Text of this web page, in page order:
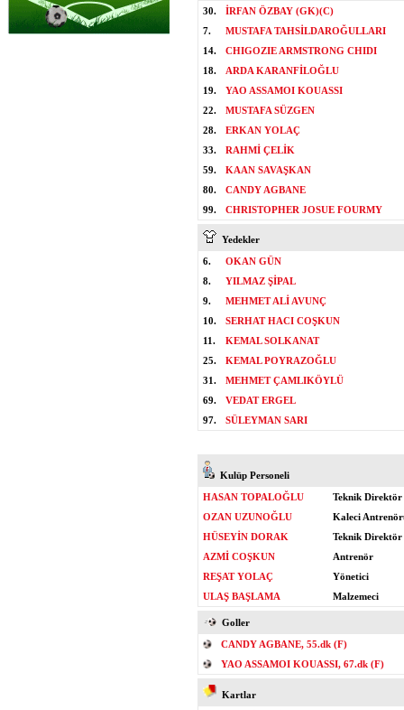
30.
İRFAN ÖZBAY (GK)(C)
7.
MUSTAFA TAHSİLDAROĞULLARI
14.
CHIGOZIE ARMSTRONG CHIDI
18.
ARDA KARANFİLOĞLU
19.
YAO ASSAMOI KOUASSI
22.
MUSTAFA SÜZGEN
28.
ERKAN YOLAÇ
33.
RAHMİ ÇELİK
59.
KAAN SAVAŞKAN
80.
CANDY AGBANE
99.
CHRISTOPHER JOSUE FOURMY
Yedekler
6.
OKAN GÜN
8.
YILMAZ ŞİPAL
9.
MEHMET ALİ AVUNÇ
10.
SERHAT HACI COŞKUN
11.
KEMAL SOLKANAT
25.
KEMAL POYRAZOĞLU
31.
MEHMET ÇAMLIKÖYLÜ
69.
VEDAT ERGEL
97.
SÜLEYMAN SARI
Kulüp Personeli
HASAN TOPALOĞLU
Teknik Direktör
OZAN UZUNOĞLU
Kaleci
HÜSEYİN DORAK
Teknik Direktör
AZMİ COŞKUN
Antrenör
REŞAT YOLAÇ
Yönetici
ULAŞ BAŞLAMA
Malzemeci
Goller
CANDY AGBANE, 55.dk (F)
YAO ASSAMOI KOUASSI, 67.dk (F)
Kartlar